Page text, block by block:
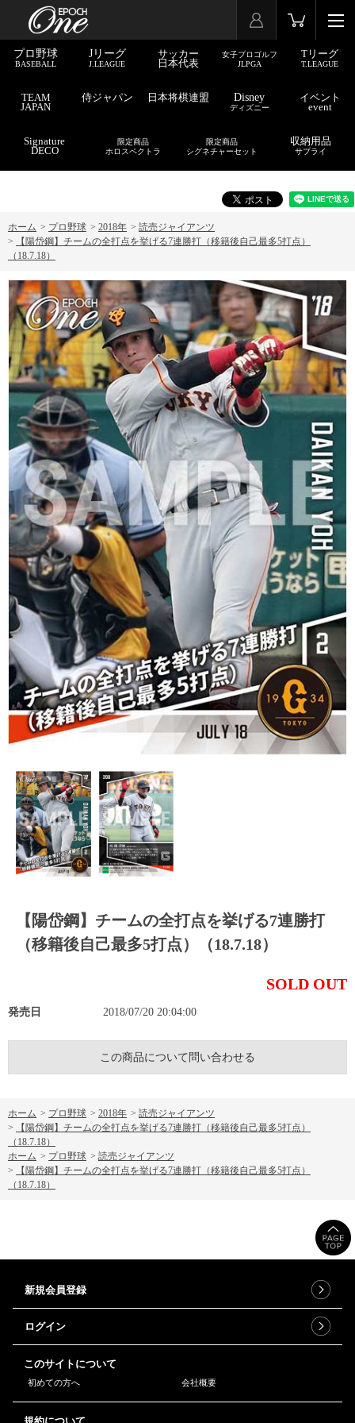
プロ野球
BASEBALL
Jリーグ
J.LEAGUE
サッカー
日本代表
女子プロゴルフ
JLPGA
Tリーグ
T.LEAGUE
TEAM
JAPAN
侍ジャパン 日本将棋連盟 Disney
ディズニー
イベント
event
Signature
DECO
限定商品
ホロスペクトラ
限定商品
シグネチャーセット
収納用品
サプライ
ホーム > プロ野球 > 2018年 > 読売ジャイアンツ
>
【陽岱鋼】チームの全打点を挙げる7連勝打（移籍後自己最多5打点）
（18.7.18）
【陽岱鋼】チームの全打点を挙げる7連勝打
（移籍後自己最多5打点）（18.7.18）
SOLD OUT
発売日 2018/07/20 20:04:00
この商品について問い合わせる
ホーム > プロ野球 > 2018年 > 読売ジャイアンツ
>
【陽岱鋼】チームの全打点を挙げる7連勝打（移籍後自己最多5打点）
（18.7.18）
ホーム > プロ野球 > 読売ジャイアンツ
>
【陽岱鋼】チームの全打点を挙げる7連勝打（移籍後自己最多5打点）
（18.7.18）
新規会員登録
ログイン
このサイトについて
初めての方へ 会社概要